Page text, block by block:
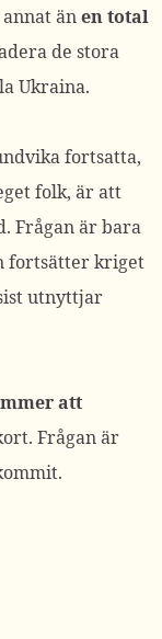
änen total
de stora
Ukraina.
fortsatta,
folk, är att
Frågan är bara
fortsätter kriget
utnyttjar
att
Frågan är